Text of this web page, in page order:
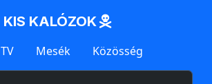
KIS KALÓZOK
TV Mesék Közösség